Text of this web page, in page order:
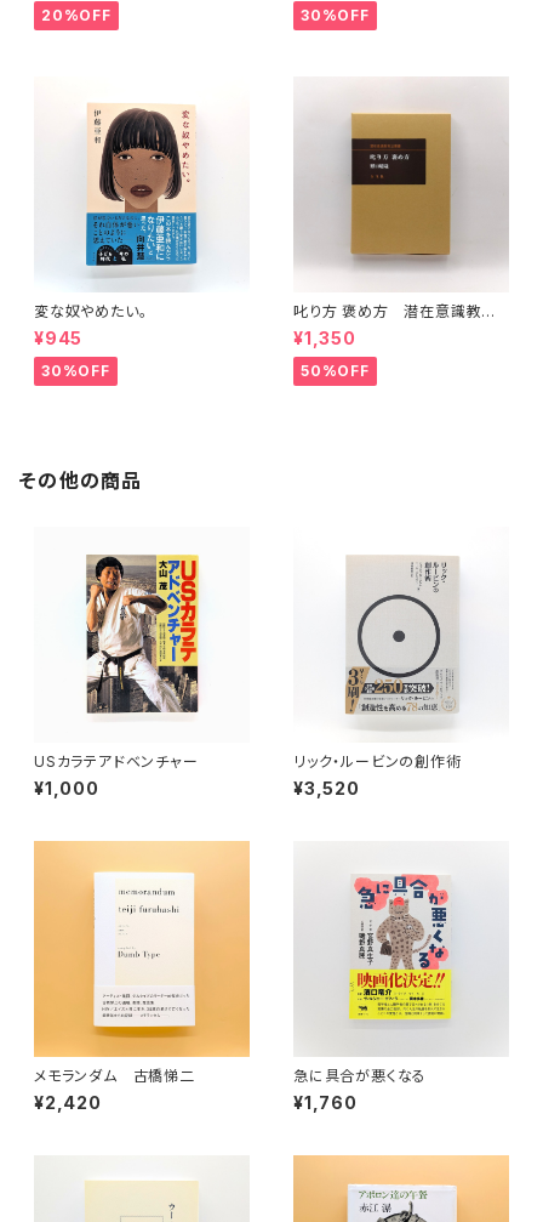
20%OFF 30%OFF
変な奴やめたい。
¥945
30%OFF
叱り方 褒め方 潜在意識教育
法叢書
¥1,350
50%OFF
その他の商品
USカラテアドベンチャー
¥1,000
リック・ルービンの創作術
¥3,520
メモランダム 古橋悌二
¥2,420
急に具合が悪くなる
¥1,760